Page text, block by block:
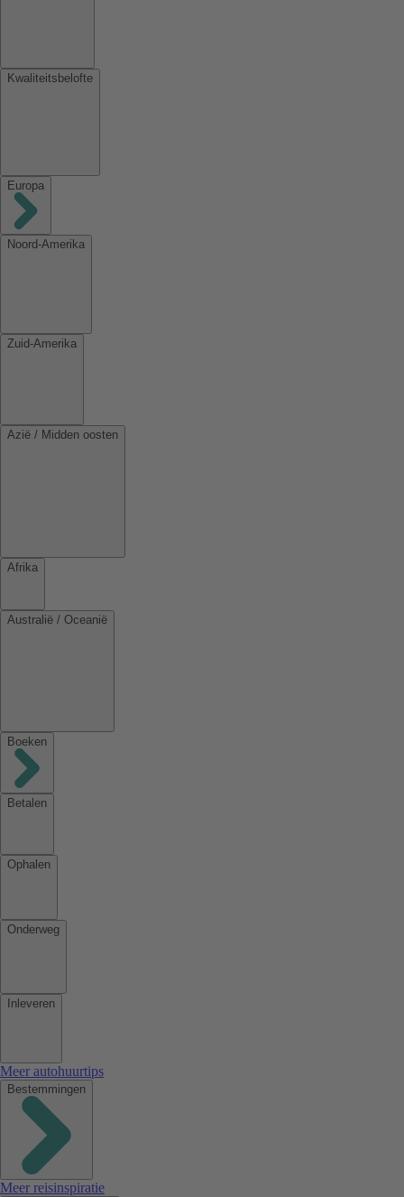
Kwaliteitsbelofte
Europa
Noord-Amerika
Zuid-Amerika
Azië / Midden oosten
Afrika
Australië / Oceanië
Boeken
Betalen
Ophalen
Onderweg
Inleveren
Meer autohuurtips
Bestemmingen
Meer reisinspiratie